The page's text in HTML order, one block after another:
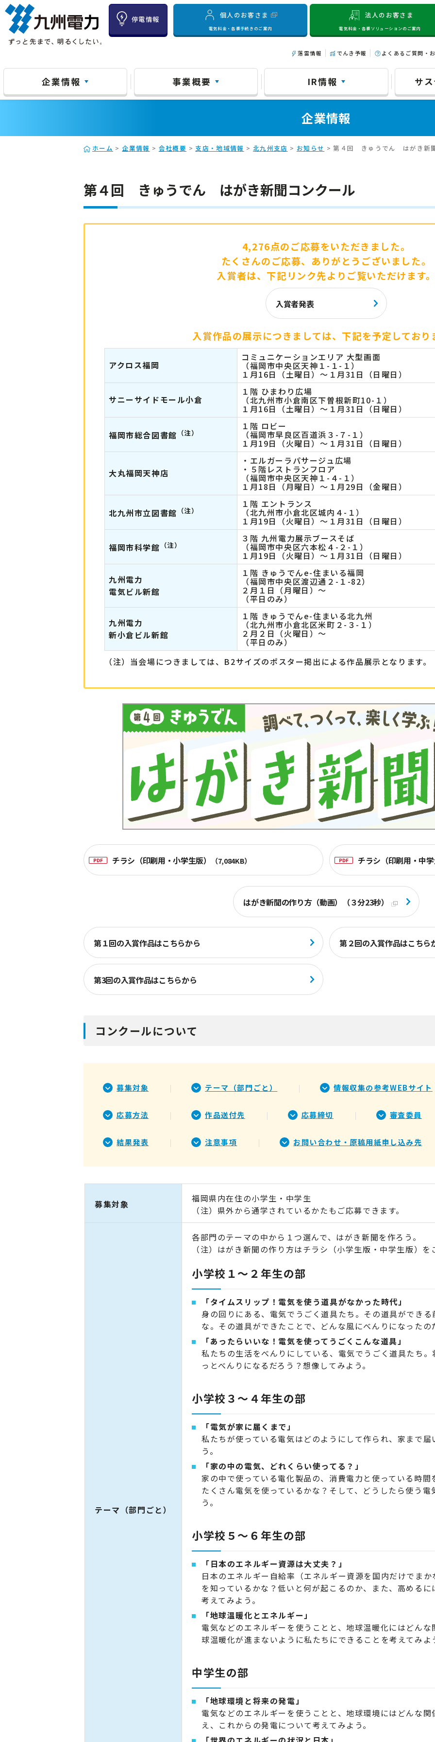
停電情報
個人のお客さま
電気料金・各種手続きのご案内
法人のお客さま
電気料金・各種ソリューションのご案内
落雷情報 でんき予報 よくあるご質問・
企業情報 事業概要 IR情報 サ
企業情報
ホーム > 企業情報 > 会社概要 > 支店・地域情報 > 北九州支店 > お知らせ > 第４回 きゅうでん はがき新
第４回 きゅうでん はがき新聞コンクール
4,276点のご応募をいただきました。
たくさんのご応募、ありがとうございました。
入賞者は、下記リンク先よりご覧いただけます
入賞者発表
入賞作品の展示につきましては、下記を予定しており
アクロス福岡
コミュニケーションエリア 大型画面
（福岡市中央区天神１-１-１）
１月16日（土曜日）～１月31日（日曜日）
サニーサイドモール小倉
１階 ひまわり広場
（北九州市小倉南区下曽根新町10-１）
１月16日（土曜日）～１月31日（日曜日）
福岡市総合図書館 （注）
１階 ロビー
（福岡市早良区百道浜３-７-１）
１月19日（火曜日）～１月31日（日曜日）
大丸福岡天神店
・エルガーラパサージュ広場
・５階レストランフロア
（福岡市中央区天神１-４-１）
１月18日（月曜日）～１月29日（金曜日）
北九州市立図書館 （注）
１階 エントランス
（北九州市小倉北区城内４-１）
１月19日（火曜日）～１月31日（日曜日）
福岡市科学館 （注）
３階 九州電力展示ブースそば
（福岡市中央区六本松４-２-１）
１月19日（火曜日）～１月31日（日曜日）
九州電力
電気ビル新館
１階 きゅうでんe-住まいる福岡
（福岡市中央区渡辺通２-１-82）
２月１日（月曜日）～
（平日のみ）
九州電力
新小倉ビル新館
１階 きゅうでんe-住まいる北九州
（北九州市小倉北区米町２-３-１）
２月２日（火曜日）～
（平日のみ）
（注）当会場につきましては、B2サイズのポスター掲出による作品展示となります。
チラシ（印刷用・小学生版） （7,084KB） チラシ（印刷用・中
はがき新聞の作り方（動画）（３分23秒）
第１回の入賞作品はこちらから 第２回の入賞作品はこちら
第3回の入賞作品はこちらから
コンクールについて
募集対象 テーマ（部門ごと） 情報収集の参考WEBサイト
応募方法 作品送付先 応募締切 審査委員
結果発表 注意事項 お問い合わせ・原稿用紙申し込み先
募集対象
福岡県内在住の小学生・中学生
（注）県外から通学されているかたもご応募できます。
テーマ（部門ごと）
各部門のテーマの中から１つ選んで、はがき新聞を作ろう。
（注）はがき新聞の作り方はチラシ（小学生版・中学生版）
小学校１～２年生の部
「タイムスリップ！電気を使う道具がなかった時代」
身の回りにある、電気でうごく道具たち。その道具ができ
な。その道具ができたことで、どんな風にべんりになった
「あったらいいな！電気を使ってうごくこんな道具」
私たちの生活をべんりにしている、電気でうごく道具たち
っとべんりになるだろう？想像してみよう。
小学校３～４年生の部
「電気が家に届くまで」
私たちが使っている電気はどのようにして作られ、家まで
う。
「家の中の電気、どれくらい使ってる？」
家の中で使っている電化製品の、消費電力と使っている時
たくさん電気を使っているかな？そして、どうしたら使う
う。
小学校５～６年生の部
「日本のエネルギー資源は大丈夫？」
日本のエネルギー自給率（エネルギー資源を国内だけでま
を知っているかな？低いと何が起こるのか、また、高める
考えてみよう。
「地球温暖化とエネルギー」
電気などのエネルギーを使うことと、地球温暖化にはどん
球温暖化が進まないように私たちにできることを考えてみよ
中学生の部
「地球環境と将来の発電」
電気などのエネルギーを使うことと、地球環境にはどんな
え、これからの発電について考えてみよう。